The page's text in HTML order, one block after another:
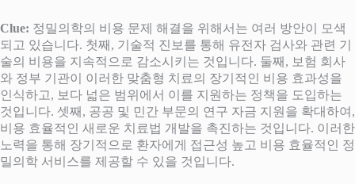
Clue: 정밀의학의 비용 문제 해결을 위해서는 여러 방안이 모색
되고 있습니다. 첫째, 기술적 진보를 통해 유전자 검사와 관련 기
술의 비용을 지속적으로 감소시키는 것입니다. 둘째, 보험 회사
와 정부 기관이 이러한 맞춤형 치료의 장기적인 비용 효과성을
인식하고, 보다 넓은 범위에서 이를 지원하는 정책을 도입하는
것입니다. 셋째, 공공 및 민간 부문의 연구 자금 지원을 확대하여,
비용 효율적인 새로운 치료법 개발을 촉진하는 것입니다. 이러한
노력을 통해 장기적으로 환자에게 접근성 높고 비용 효율적인 정
밀의학 서비스를 제공할 수 있을 것입니다.